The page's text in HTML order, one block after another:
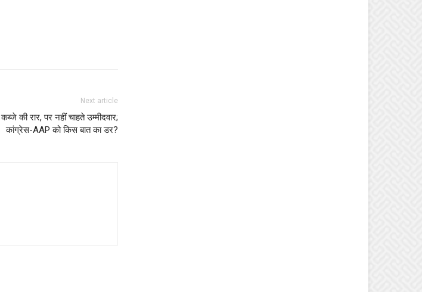
Next article
की रार, पर नहीं चाहते उम्मीदवार;
कांग्रेस-AAP को किस बात का डर?